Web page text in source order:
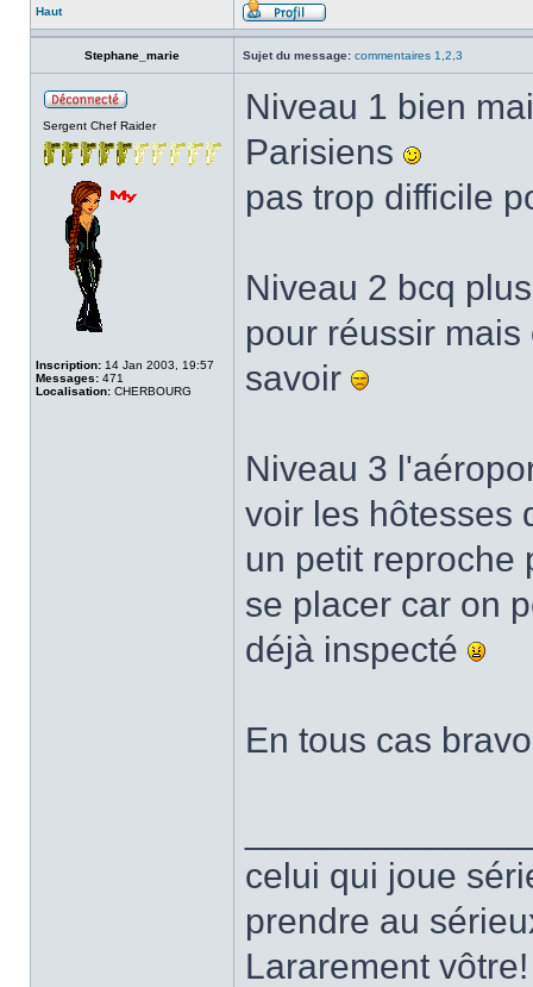
Haut
Stephane_marie Sujet du message: commentaires 1,2,3
Sergent Chef Raider
Inscription: 14 Jan 2003, 19:57
Messages: 471
Localisation: CHERBOURG
Niveau 1 bien
Parisiens
pas trop difficile
Niveau 2 bcq
pour réussir
savoir
Niveau 3
voir les hôtesses
un petit reproche
se placer car on
déjà inspecté
En tous cas
celui qui joue
prendre au
Lararement vôtre!